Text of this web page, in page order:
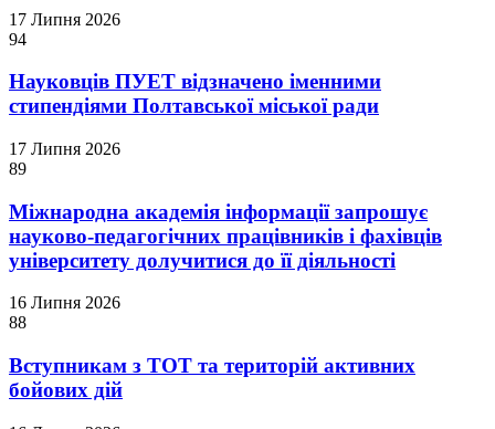
17 Липня 2026
94
Науковців ПУЕТ відзначено іменними
стипендіями Полтавської міської ради
17 Липня 2026
89
Міжнародна академія інформації запрошує
науково-педагогічних працівників і фахівців
університету долучитися до її діяльності
16 Липня 2026
88
Вступникам з ТОТ та територій активних
бойових дій